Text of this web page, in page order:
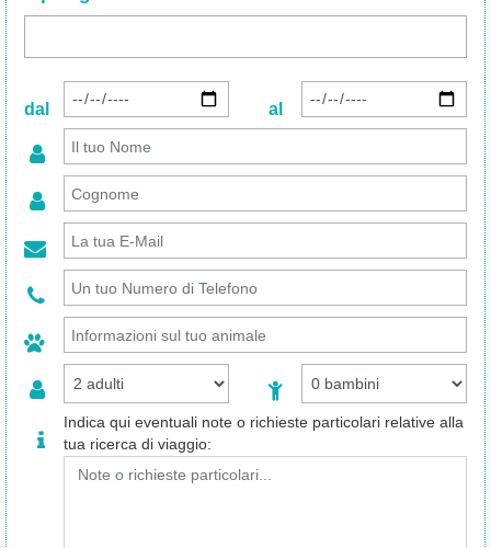
dal al
Indica qui eventuali note o richieste particolari relative alla
tua ricerca di viaggio: